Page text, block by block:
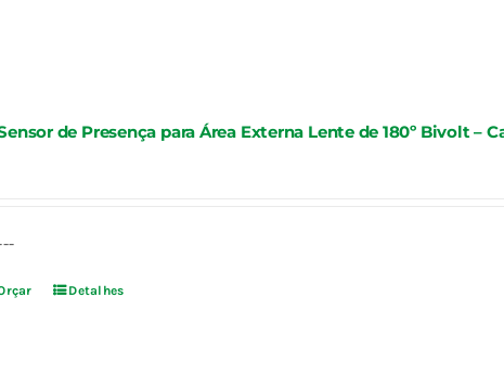
de Presença para Área Externa Lente de 180º Bivolt –
Detalhes